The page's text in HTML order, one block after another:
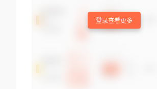
登录查看更多